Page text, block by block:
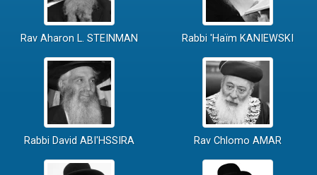
Rav Aharon L. STEINMAN Rabbi 'Haïm KANIEWSKI
Rabbi David ABI'HSSIRA Rav Chlomo AMAR